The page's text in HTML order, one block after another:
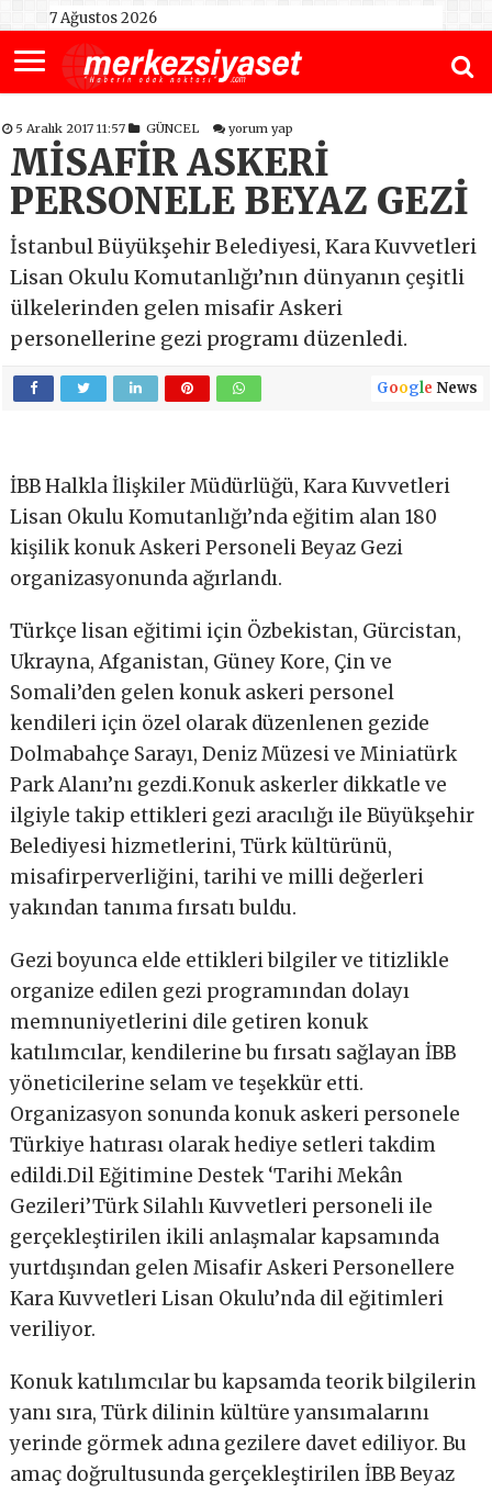
7 Ağustos 2026
5 Aralık 2017 11:57 GÜNCEL yorum yap
MİSAFİR ASKERİ
PERSONELE BEYAZ GEZİ
İstanbul Büyükşehir Belediyesi, Kara Kuvvetleri
Lisan Okulu Komutanlığı’nın dünyanın çeşitli
ülkelerinden gelen misafir Askeri
personellerine gezi programı düzenledi.
Google News
İBB Halkla İlişkiler Müdürlüğü, Kara Kuvvetleri
Lisan Okulu Komutanlığı’nda eğitim alan 180
kişilik konuk Askeri Personeli Beyaz Gezi
organizasyonunda ağırlandı.
Türkçe lisan eğitimi için Özbekistan, Gürcistan,
Ukrayna, Afganistan, Güney Kore, Çin ve
Somali’den gelen konuk askeri personel
kendileri için özel olarak düzenlenen gezide
Dolmabahçe Sarayı, Deniz Müzesi ve Miniatürk
Park Alanı’nı gezdi.Konuk askerler dikkatle ve
ilgiyle takip ettikleri gezi aracılığı ile Büyükşehir
Belediyesi hizmetlerini, Türk kültürünü,
misafirperverliğini, tarihi ve milli değerleri
yakından tanıma fırsatı buldu.
Gezi boyunca elde ettikleri bilgiler ve titizlikle
organize edilen gezi programından dolayı
memnuniyetlerini dile getiren konuk
katılımcılar, kendilerine bu fırsatı sağlayan İBB
yöneticilerine selam ve teşekkür etti.
Organizasyon sonunda konuk askeri personele
Türkiye hatırası olarak hediye setleri takdim
edildi.Dil Eğitimine Destek ‘Tarihi Mekân
Gezileri’Türk Silahlı Kuvvetleri personeli ile
gerçekleştirilen ikili anlaşmalar kapsamında
yurtdışından gelen Misafir Askeri Personellere
Kara Kuvvetleri Lisan Okulu’nda dil eğitimleri
veriliyor.
Konuk katılımcılar bu kapsamda teorik bilgilerin
yanı sıra, Türk dilinin kültüre yansımalarını
yerinde görmek adına gezilere davet ediliyor. Bu
amaç doğrultusunda gerçekleştirilen İBB Beyaz